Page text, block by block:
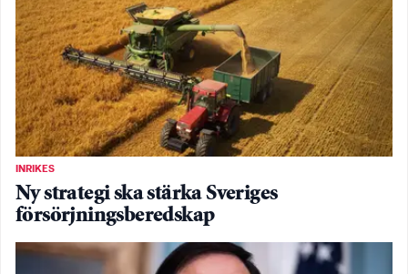
INRIKES
Ny strategi ska stärka Sveriges
försörjningsberedskap